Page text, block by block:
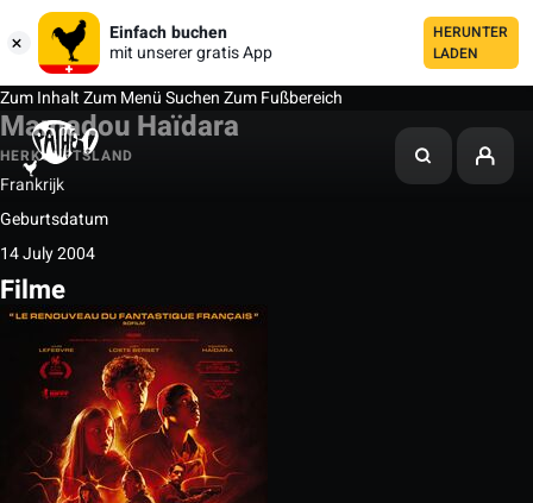
Einfach buchen
mit unserer gratis App
HERUNTER
LADEN
Zum InhaltZum MenüSuchenZum Fußbereich
Mamadou Haïdara
HERKUNFTSLAND
Frankrijk
Geburtsdatum
14 July 2004
Filme